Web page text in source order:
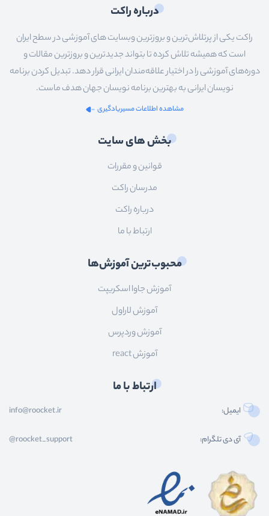
درباره راکت
راکت یکی از پرتلاش‌ترین و بروزترین وبسایت های آموزشی در سطح ایران
است که همیشه تلاش کرده تا بتواند جدیدترین و بروزترین مقالات و
دوره‌های آموزشی را در اختیار علاقه‌مندان ایرانی قرار دهد. تبدیل کردن برنامه
نویسان ایرانی به بهترین برنامه نویسان جهان هدف ماست.
مشاهده اطلاعات مسیریادگیری
بخش های سایت
قوانین و مقررات
مدرسان راکت
درباره راکت
ارتباط با ما
محبوب‌ترین آموزش‌ها
آموزش جاوا اسکریپت
آموزش لاراول
آموزش وردپرس
آموزش react
ارتباط با ما
ایمیل: info@roocket.ir
آی دی تلگرام: @roocket_support